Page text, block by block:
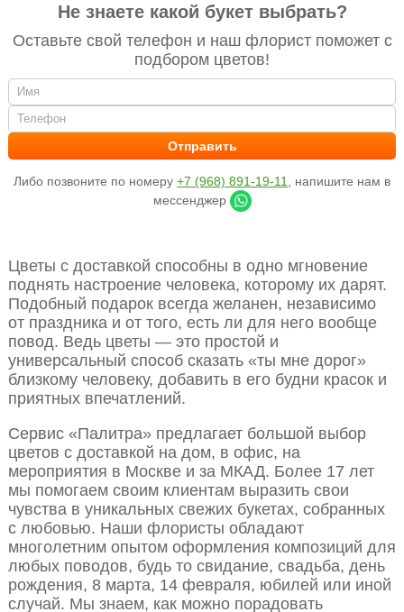
Не знаете какой букет выбрать?
Оставьте свой телефон и наш флорист поможет с
подбором цветов!
Либо позвоните по номеру +7 (968) 891-19-11
, напишите нам в
мессенджер
Цветы с доставкой способны в одно мгновение
поднять настроение человека, которому их дарят.
Подобный подарок всегда желанен, независимо
от праздника и от того, есть ли для него вообще
повод. Ведь цветы — это простой и
универсальный способ сказать «ты мне дорог»
близкому человеку, добавить в его будни красок и
приятных впечатлений.
Сервис «Палитра» предлагает большой выбор
цветов с доставкой на дом, в офис, на
мероприятия в Москве и за МКАД. Более 17 лет
мы помогаем своим клиентам выразить свои
чувства в уникальных свежих букетах, собранных
с любовью. Наши флористы обладают
многолетним опытом оформления композиций для
любых поводов, будь то свидание, свадьба, день
рождения, 8 марта, 14 февраля, юбилей или иной
случай. Мы знаем, как можно порадовать